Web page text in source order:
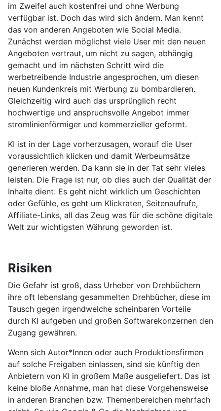
im Zweifel auch kostenfrei und ohne Werbung
verfügbar ist. Doch das wird sich ändern. Man kennt
das von anderen Angeboten wie Social Media.
Zunächst werden möglichst viele User mit den neuen
Angeboten vertraut, um nicht zu sagen, abhängig
gemacht und im nächsten Schritt wird die
werbetreibende Industrie angesprochen, um diesen
neuen Kundenkreis mit Werbung zu bombardieren.
Gleichzeitig wird auch das ursprünglich recht
hochwertige und anspruchsvolle Angebot immer
stromlinienförmiger und kommerzieller geformt.
KI ist in der Lage vorherzusagen, worauf die User
voraussichtlich klicken und damit Werbeumsätze
generieren werden. Da kann sie in der Tat sehr vieles
leisten. Die Frage ist nur, ob dies auch der Qualität der
Inhalte dient. Es geht nicht wirklich um Geschichten
oder Gefühle, es geht um Klickraten, Seitenaufrufe,
Affiliate-Links, all das Zeug was für die schöne digitale
Welt zur wichtigsten Währung geworden ist.
Risiken
Die Gefahr ist groß, dass Urheber von Drehbüchern
ihre oft lebenslang gesammelten Drehbücher, diese im
Tausch gegen irgendwelche scheinbaren Vorteile
durch KI aufgeben und großen Softwarekonzernen den
Zugang gewähren.
Wenn sich Autor*Innen oder auch Produktionsfirmen
auf solche Freigaben einlassen, sind sie künftig den
Anbietern von KI in großem Maße ausgeliefert. Das ist
keine bloße Annahme, man hat diese Vorgehensweise
in anderen Branchen bzw. Themenbereichen mehrfach